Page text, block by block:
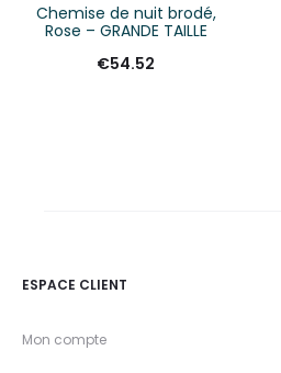
Chemise de nuit brodé,
Rose – GRANDE TAILLE
€54.52
ESPACE CLIENT
Mon compte